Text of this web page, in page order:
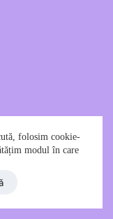
folosim cookie-
modul în care